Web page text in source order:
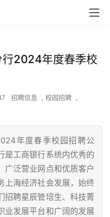
行2024年度春季校
招聘信息 , 校园招聘 ,
年度春季校园招聘公
是工商银行系统内优秀的
广泛营业网点和优质客户
上海经济社会发展，始终
招聘星辰管培生、科技菁
业发展平台和广阔的发展